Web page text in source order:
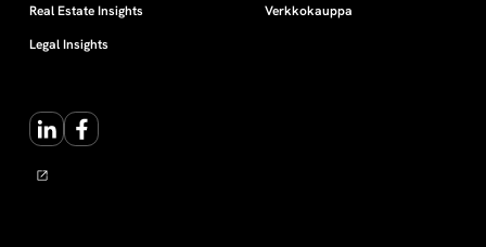
Real Estate Insights
Legal Insights
Verkkokauppa
LinkedInFacebook